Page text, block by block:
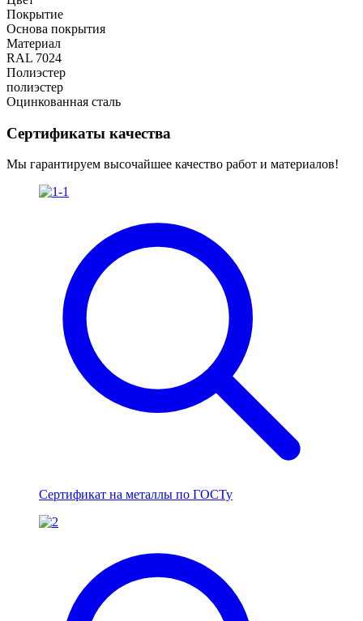
Покрытие
Основа покрытия
Материал
RAL 7024
Полиэстер
полиэстер
Оцинкованная сталь
Сертификаты качества
Мы гарантируем высочайшее качество работ и материалов!
Сертификат на металлы по ГОСТу